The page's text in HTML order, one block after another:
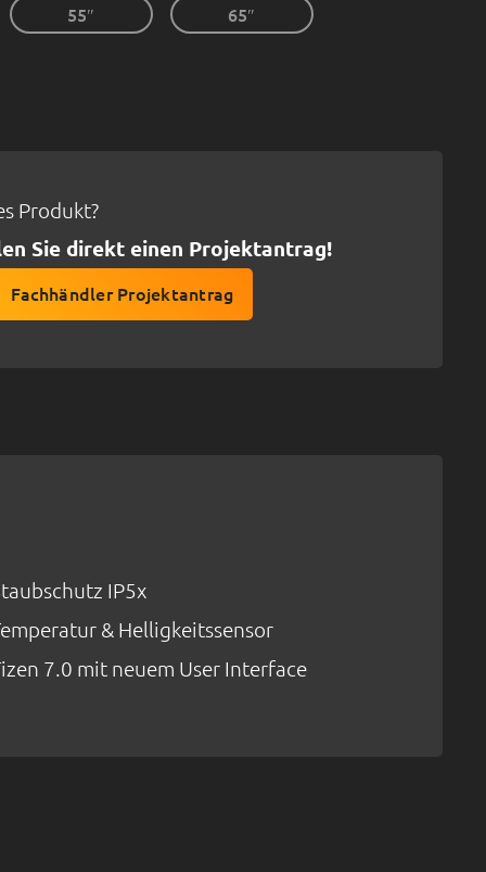
55″ 65″
Produkt?
Sie direkt einen Projektantrag!
Fachhändler Projektantrag
IP5x
& Helligkeitssensor
7.0 mit neuem User Interface